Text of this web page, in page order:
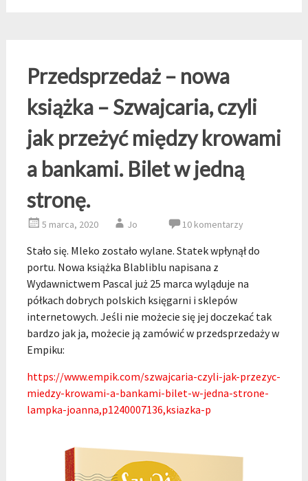
Przedsprzedaż – nowa
książka – Szwajcaria, czyli
jak przeżyć między krowami
a bankami. Bilet w jedną
stronę.
5 marca, 2020 Jo 10 komentarzy
Stało się. Mleko zostało wylane. Statek wpłynął do
portu. Nowa książka Blabliblu napisana z
Wydawnictwem Pascal już 25 marca wyląduje na
półkach dobrych polskich księgarni i sklepów
internetowych. Jeśli nie możecie się jej doczekać tak
bardzo jak ja, możecie ją zamówić w przedsprzedaży w
Empiku:
https://www.empik.com/szwajcaria-czyli-jak-przezyc-
miedzy-krowami-a-bankami-bilet-w-jedna-strone-
lampka-joanna,p1240007136,ksiazka-p